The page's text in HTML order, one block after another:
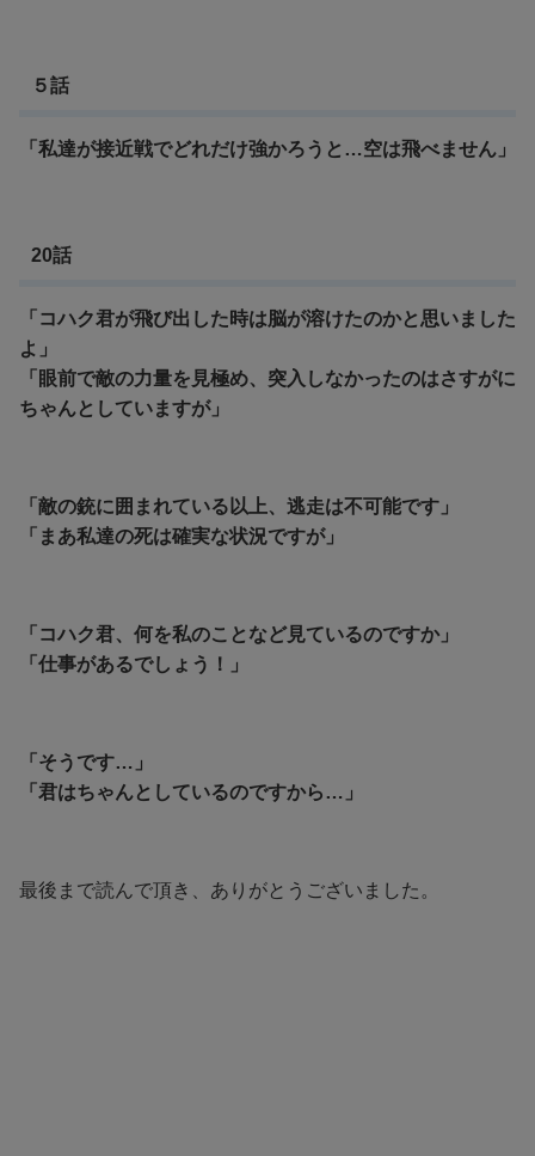
５話
「私達が接近戦でどれだけ強かろうと…空は飛べません」
20話
「コハク君が飛び出した時は脳が溶けたのかと思いました
よ」
「眼前で敵の力量を見極め、突入しなかったのはさすがに
ちゃんとしていますが」
「敵の銃に囲まれている以上、逃走は不可能です」
「まあ私達の死は確実な状況ですが」
「コハク君、何を私のことなど見ているのですか」
「仕事があるでしょう！」
「そうです…」
「君はちゃんとしているのですから…」
最後まで読んで頂き、ありがとうございました。